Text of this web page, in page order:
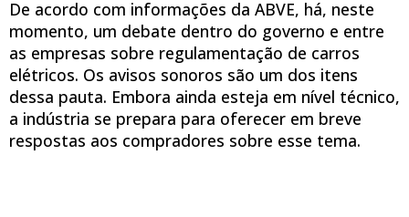
De acordo com informações da ABVE, há, neste
momento, um debate dentro do governo e entre
as empresas sobre regulamentação de carros
elétricos. Os avisos sonoros são um dos itens
dessa pauta. Embora ainda esteja em nível técnico,
a indústria se prepara para oferecer em breve
respostas aos compradores sobre esse tema.